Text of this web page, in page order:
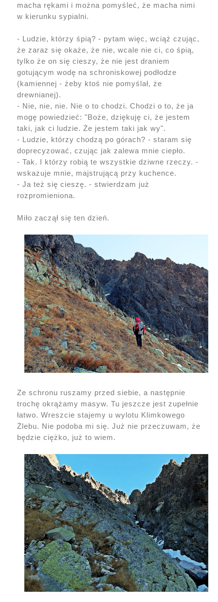
macha rękami i można pomyśleć, że macha nimi
w kierunku sypialni.
- Ludzie, którzy śpią? - pytam więc, wciąż czując,
że zaraz się okaże, że nie, wcale nie ci, co śpią,
tylko że on się cieszy, że nie jest draniem
gotującym wodę na schroniskowej podłodze
(kamiennej - żeby ktoś nie pomyślał, że
drewnianej).
- Nie, nie, nie. Nie o to chodzi. Chodzi o to, że ja
mogę powiedzieć: "Boże, dziękuję ci, że jestem
taki, jak ci ludzie. Że jestem taki jak wy".
- Ludzie, którzy chodzą po górach? - staram się
doprecyzować, czując jak zalewa mnie ciepło.
- Tak. I którzy robią te wszystkie dziwne rzeczy. -
wskazuje mnie, majstrującą przy kuchence.
- Ja też się cieszę. - stwierdzam już
rozpromieniona.
Miło zaczął się ten dzień.
Ze schronu ruszamy przed siebie, a następnie
trochę okrążamy masyw. Tu jeszcze jest zupełnie
łatwo. Wreszcie stajemy u wylotu Klimkowego
Żlebu. Nie podoba mi się. Już nie przeczuwam, że
będzie ciężko, już to wiem.